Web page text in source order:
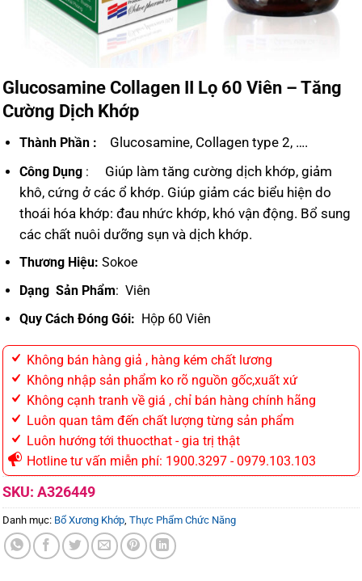
Glucosamine Collagen II Lọ 60 Viên – Tăng
Cường Dịch Khớp
Thành Phần : Glucosamine, Collagen type 2, ….
Công Dụng :
Giúp làm tăng cường dịch khớp, giảm
khô, cứng ở các ổ khớp. Giúp giảm các biểu hiện do
thoái hóa khớp: đau nhức khớp, khó vận động. Bổ sung
các chất nuôi dưỡng sụn và dịch khớp.
Thương Hiệu: Sokoe
Dạng Sản Phẩm: Viên
Quy Cách Đóng Gói: Hộp 60 Viên
Không bán hàng giả , hàng kém chất lương
Không nhập sản phẩm ko rõ nguồn gốc,xuất xứ
Không cạnh tranh về giá , chỉ bán hàng chính hãng
Luôn quan tâm đến chất lượng từng sản phẩm
Luôn hướng tới thuocthat - gia trị thật
Hotline tư vấn miễn phí: 1900.3297 - 0979.103.103
SKU: A326449
Danh mục: Bổ Xương Khớp, Thực Phẩm Chức Năng